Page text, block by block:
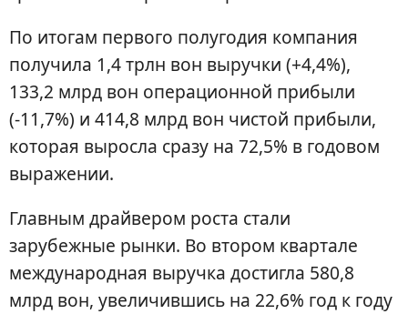
По итогам первого полугодия компания
получила 1,4 трлн вон выручки (+4,4%),
133,2 млрд вон операционной прибыли
(-11,7%) и 414,8 млрд вон чистой прибыли,
которая выросла сразу на 72,5% в годовом
выражении.
Главным драйвером роста стали
зарубежные рынки. Во втором квартале
международная выручка достигла 580,8
млрд вон, увеличившись на 22,6% год к году